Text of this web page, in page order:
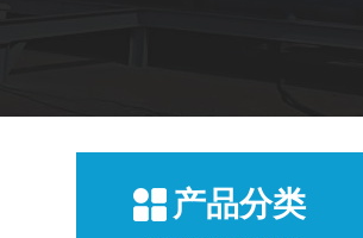
产品分类